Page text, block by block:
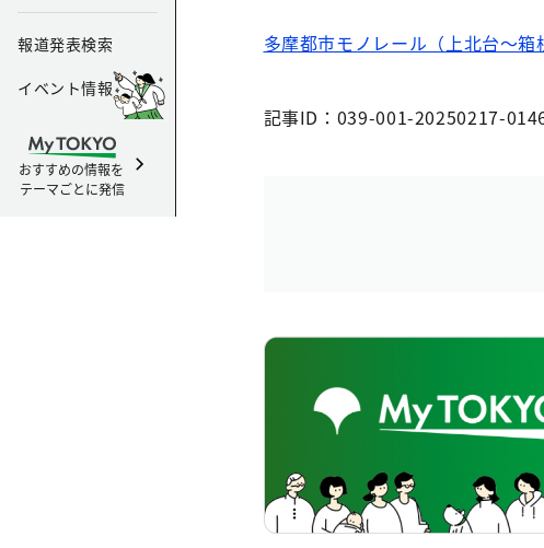
報道発表検索
イベント情報
おすすめの情報を
テーマごとに発信
多摩都市モノレール（上北台～
記事ID：039-001-20250217-